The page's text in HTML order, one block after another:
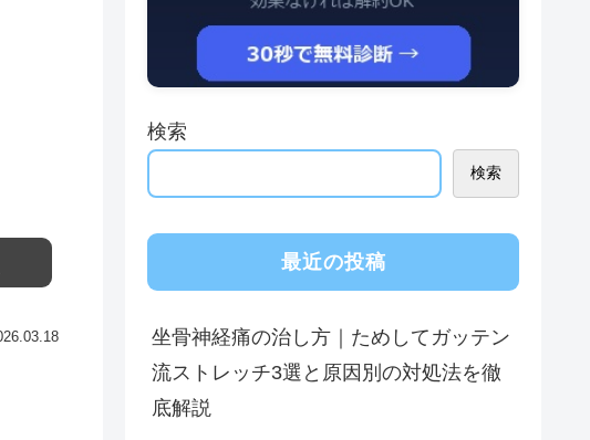
検索
検索
最近の投稿
坐骨神経痛の治し方｜ためしてガッテン
流ストレッチ3選と原因別の対処法を徹
底解説